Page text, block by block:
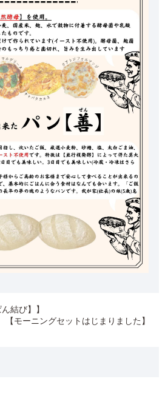
結び】】
【モーニングセットはじまりました】